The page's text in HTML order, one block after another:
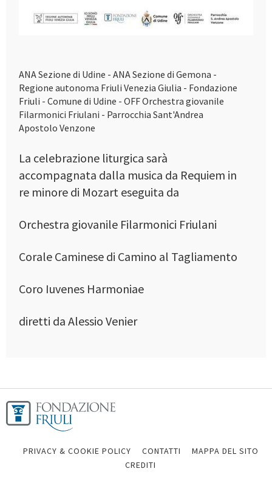
ANA Sezione di Udine - ANA Sezione di Gemona -
Regione autonoma Friuli Venezia Giulia - Fondazione
Friuli - Comune di Udine - OFF Orchestra giovanile
Filarmonici Friulani - Parrocchia Sant'Andrea
Apostolo Venzone
La celebrazione liturgica sarà
accompagnata dalla musica da Requiem in
re minore di Mozart eseguita da
Orchestra giovanile Filarmonici Friulani
Corale Caminese di Camino al Tagliamento
Coro Iuvenes Harmoniae
diretti da Alessio Venier
PRIVACY & COOKIE POLICY CONTATTI
MAPPA DEL SITO
CREDITI